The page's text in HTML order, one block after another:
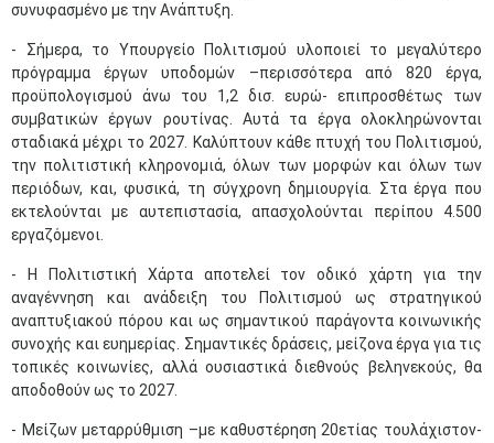
συνυφασμένο με την Ανάπτυξη.
- Σήμερα, το Υπουργείο Πολιτισμού υλοποιεί το μεγαλύτερο
πρόγραμμα έργων υποδομών –περισσότερα από 820 έργα,
προϋπολογισμού άνω του 1,2 δισ. ευρώ- επιπροσθέτως των
συμβατικών έργων ρουτίνας. Αυτά τα έργα ολοκληρώνονται
σταδιακά μέχρι το 2027. Καλύπτουν κάθε πτυχή του Πολιτισμού,
την πολιτιστική κληρονομιά, όλων των μορφών και όλων των
περιόδων, και, φυσικά, τη σύγχρονη δημιουργία. Στα έργα που
εκτελούνται με αυτεπιστασία, απασχολούνται περίπου 4.500
εργαζόμενοι.
- Η Πολιτιστική Χάρτα αποτελεί τον οδικό χάρτη για την
αναγέννηση και ανάδειξη του Πολιτισμού ως στρατηγικού
αναπτυξιακού πόρου και ως σημαντικού παράγοντα κοινωνικής
συνοχής και ευημερίας. Σημαντικές δράσεις, μείζονα έργα για τις
τοπικές κοινωνίες, αλλά ουσιαστικά διεθνούς βεληνεκούς, θα
αποδοθούν ως το 2027.
- Μείζων μεταρρύθμιση –με καθυστέρηση 20ετίας τουλάχιστον-